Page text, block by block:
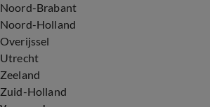
Noord-Brabant
Noord-Holland
Overijssel
Utrecht
Zeeland
Zuid-Holland